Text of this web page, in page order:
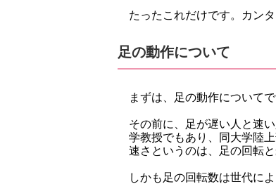
たったこれだけです。カンタ
足の動作について
まずは、足の動作についてで
その前に、足が遅い人と速
学教授でもあり、同大学陸
速さというのは、足の回転
しかも足の回転数は世代に